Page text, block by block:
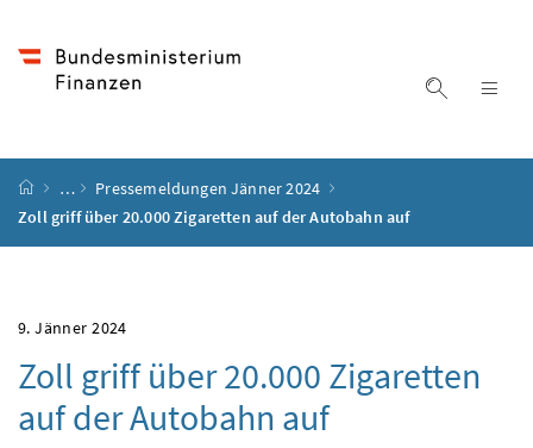
Suche
Startseite
…
Pressemeldungen Jänner 2024
Zoll griff über 20.000 Zigaretten auf der Autobahn auf
9. Jänner 2024
Zoll griff über 20.000 Zigaretten
auf der Autobahn auf